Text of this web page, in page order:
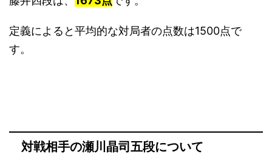
定義によると平均的な対局者の点数は1500点で
す。
対戦相手の瀬川晶司五段について